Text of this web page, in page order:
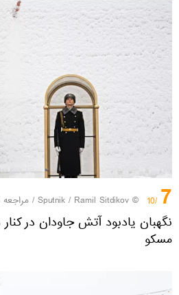
7
/10
© Sputnik / Ramil Sitdikov
/
نگهبان یادبود آتش جاودان در کنار
مسکو